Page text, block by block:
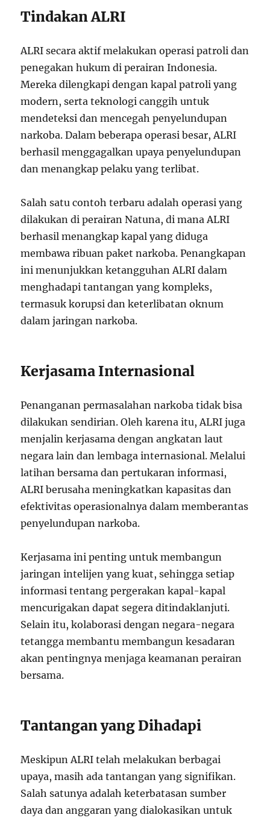
Tindakan ALRI
ALRI secara aktif melakukan operasi patroli dan
penegakan hukum di perairan Indonesia.
Mereka dilengkapi dengan kapal patroli yang
modern, serta teknologi canggih untuk
mendeteksi dan mencegah penyelundupan
narkoba. Dalam beberapa operasi besar, ALRI
berhasil menggagalkan upaya penyelundupan
dan menangkap pelaku yang terlibat.
Salah satu contoh terbaru adalah operasi yang
dilakukan di perairan Natuna, di mana ALRI
berhasil menangkap kapal yang diduga
membawa ribuan paket narkoba. Penangkapan
ini menunjukkan ketangguhan ALRI dalam
menghadapi tantangan yang kompleks,
termasuk korupsi dan keterlibatan oknum
dalam jaringan narkoba.
Kerjasama Internasional
Penanganan permasalahan narkoba tidak bisa
dilakukan sendirian. Oleh karena itu, ALRI juga
menjalin kerjasama dengan angkatan laut
negara lain dan lembaga internasional. Melalui
latihan bersama dan pertukaran informasi,
ALRI berusaha meningkatkan kapasitas dan
efektivitas operasionalnya dalam memberantas
penyelundupan narkoba.
Kerjasama ini penting untuk membangun
jaringan intelijen yang kuat, sehingga setiap
informasi tentang pergerakan kapal-kapal
mencurigakan dapat segera ditindaklanjuti.
Selain itu, kolaborasi dengan negara-negara
tetangga membantu membangun kesadaran
akan pentingnya menjaga keamanan perairan
bersama.
Tantangan yang Dihadapi
Meskipun ALRI telah melakukan berbagai
upaya, masih ada tantangan yang signifikan.
Salah satunya adalah keterbatasan sumber
daya dan anggaran yang dialokasikan untuk